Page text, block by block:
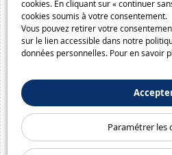
cookies. En cliquant sur « continuer
cookies soumis à votre consentement.
Vous pouvez retirer votre
sur le lien accessible dans notre
données personnelles. Pour en savoir
Paramétrer les